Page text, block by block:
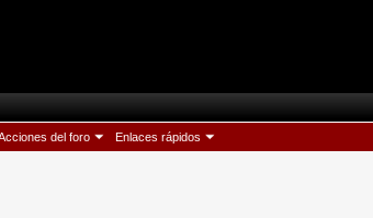
del foro Enlaces rápidos